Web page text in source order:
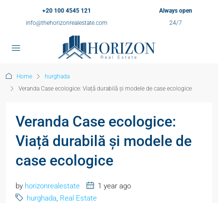
+20 100 4545 121
info@thehorizonrealestate.com
Always open
24/7
Home
hurghada
Veranda Case ecologice: Viață durabilă și modele de case ecologice
Veranda Case ecologice:
Viață durabilă și modele de
case ecologice
by horizonrealestate
1 year ago
hurghada, Real Estate